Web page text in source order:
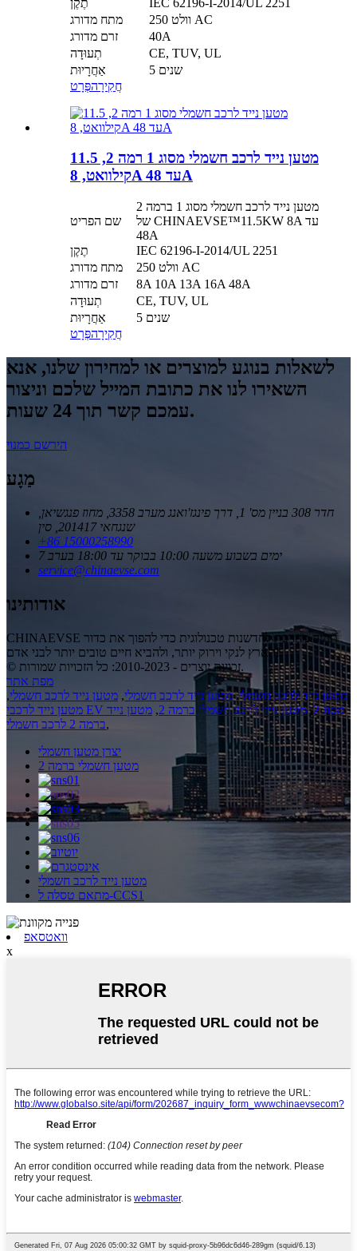
מתח מדורג
250 וולט AC
זרם מדורג
40A
תְעוּדָה
CE, TUV, UL
אַחֲרָיוּת
5 שנים
חֲקִירָהפְּרָט
מטען נייד לרכב חשמלי מסוג 1 רמה 2, 11.5
קילוואט, 8A עד 48A
שם הפריט
מטען נייד לרכב חשמלי מסוג 1 ברמה 2
של CHINAEVSE™️11.5KW 8A עד
48A
תֶקֶן
IEC 62196-I-2014/UL 2251
מתח מדורג
250 וולט AC
זרם מדורג
8A 10A 13A 16A 48A
תְעוּדָה
CE, TUV, UL
אַחֲרָיוּת
5 שנים
חֲקִירָהפְּרָט
לשאלות בנוגע למוצרים או למחירון שלנו, אנא
השאירו לנו את כתובת המייל שלכם וניצור
עמכם קשר תוך 24 שעות.
הירשם כמנוי
מַגָע
חדר 308 בניין מס' 1, דרך פינגז'ואנג מערב 3358, מחוז פנגשיאן,
שנגחאי 201417, סין
+86 15000258990
7 ימים בשבוע משעה 10:00 בבוקר עד 18:00 בערב
service@chinaevse.com
אודותינו
CHINAEVSE תהיה מחויבת לחדשנות טכנולוגית כדי להפוך את כדור
הארץ לנקי וירוק יותר, ולהביא חיים טובים יותר לבני אדם!
© זכויות יוצרים - 2010-2023: כל הזכויות שמורות.
מפת אתר
מטען נייד לרכב חשמלי,מטען נייד לרכב חשמלי, מטען נייד לרכב חשמלי,
מטען נייד לרכבי EV מסוג 2 ,מטען נייד לרכב חשמלי ברמה 2 , מטען נייד
ברמה 2 לרכב חשמלי,
יצרן מטען חשמלי
מטען חשמלי ברמה 2
מטען נייד לרכב חשמלי
מתאם טסלה ל-CCS1
וואטסאפ
x